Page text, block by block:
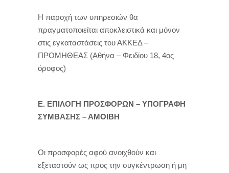
Η παροχή των υπηρεσιών θα
πραγματοποιείται αποκλειστικά και μόνον
στις εγκαταστάσεις του ΑΚΚΕΔ –
ΠΡΟΜΗΘΕΑΣ (Αθήνα – Φειδίου 18, 4ος
όροφος)
Ε. ΕΠΙΛΟΓΗ ΠΡΟΣΦΟΡΩΝ – ΥΠΟΓΡΑΦΗ
ΣΥΜΒΑΣΗΣ – ΑΜΟΙΒΗ
Οι προσφορές αφού ανοιχθούν και
εξεταστούν ως προς την συγκέντρωση ή μη